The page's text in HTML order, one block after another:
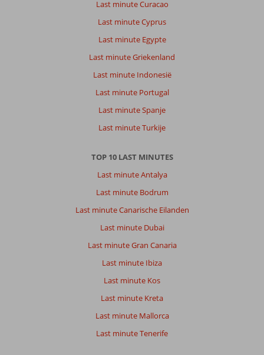
Last minute Curacao
Last minute Cyprus
Last minute Egypte
Last minute Griekenland
Last minute Indonesië
Last minute Portugal
Last minute Spanje
Last minute Turkije
TOP 10 LAST MINUTES
Last minute Antalya
Last minute Bodrum
Last minute Canarische Eilanden
Last minute Dubai
Last minute Gran Canaria
Last minute Ibiza
Last minute Kos
Last minute Kreta
Last minute Mallorca
Last minute Tenerife